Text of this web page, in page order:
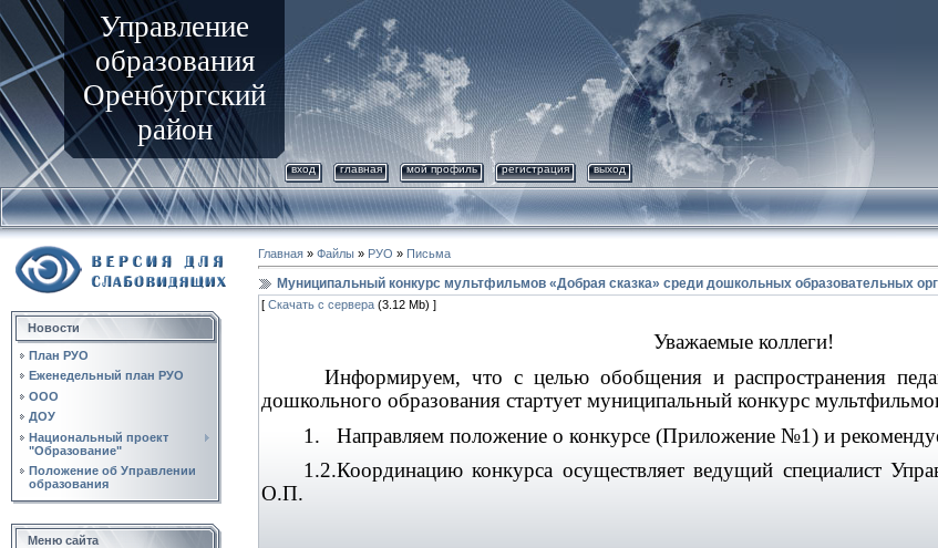
Управление
образования
Оренбургский
район
вход главная мой профиль регистрация выход
Новости
План РУО
Еженедельный план РУО
ООО
ДОУ
Национальный проект
"Образование"
Положение об Управлении
образования
Меню сайта
Главная » Файлы » РУО » Письма
Муниципальный конкурс мультфильмов «Добрая сказка» среди дошкольных образовательных
[ Скачать с сервера (3.12 Mb) ]
Уважаемые коллеги!
Информируем, что с целью обобщения и распространения
дошкольного образования стартует муниципальный конкурс
1. Направляем положение о конкурсе (Приложение №1) и
1.2.Координацию конкурса осуществляет ведущий специалист
О.П.